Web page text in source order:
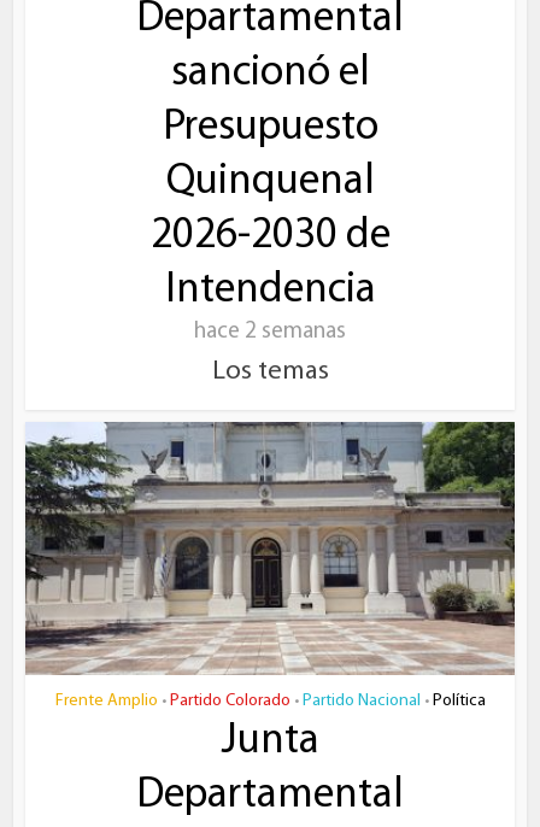
Departamental
sancionó el
Presupuesto
Quinquenal
2026-2030 de
Intendencia
hace 2 semanas
Los temas
Frente Amplio • Partido Colorado • Partido Nacional • Política
Junta
Departamental